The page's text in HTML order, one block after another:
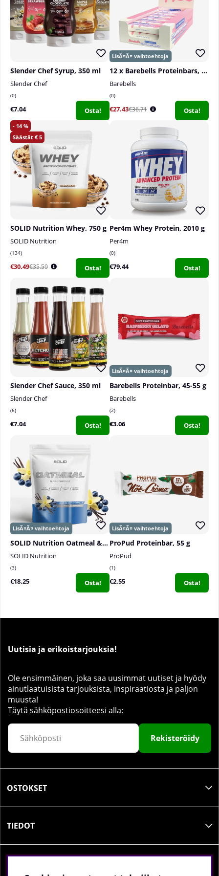
Slender Chef Syrup, 350 ml
Slender Chef
0
€7.04 Osta!
12 x Barebells Proteinbars, 55 g
Barebells
0
€27.43€36.71 Osta!
14
5
SOLID Nutrition Whey, 750 g
SOLID Nutrition
134
€30.49€35.59 Osta!
Per4m Whey Protein, 2010 g
Per4m
0
€79.44 Osta!
Slender Chef Sauce, 350 ml
Slender Chef
6
€7.04 Osta!
Barebells Proteinbar, 45-55 g
Barebells
2
€3.06 Osta!
SOLID Nutrition Oatmeal & Protein Mix, 750 g
SOLID Nutrition
3
€18.25 Osta!
ProPud Proteinbar, 55 g
ProPud
1
€2.55 Osta!
Uutisia ja erikoistarjouksia!
Ole ensimmäinen, joka saa uusimmat uutiset ja hyödy
ainutlaatuisista tarjouksista, inspiraatiosta ja paljon
muusta!
Täytä sähköpostiosoitteesi alla:
Rekisteröidy
OSTOKSET
TIEDOT